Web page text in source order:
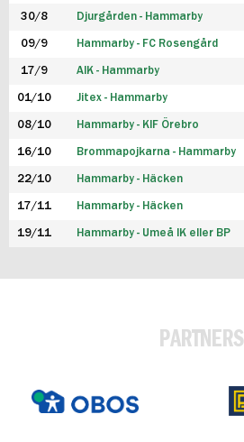
30/8 Djurgården - Hammarby
09/9 Hammarby - FC Rosengård
17/9 AIK - Hammarby
01/10 Jitex - Hammarby
08/10 Hammarby - KIF Örebro
16/10 Brommapojkarna - Hammarby
22/10 Hammarby - Häcken
17/11 Hammarby - Häcken
19/11 Hammarby - Umeå IK eller BP
PARTNERS